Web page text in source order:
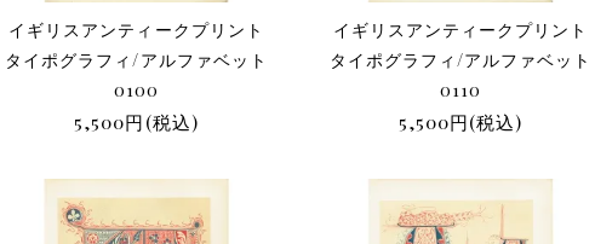
イギリスアンティークプリント
タイポグラフィ/アルファベット
0100
5,500円(税込)
イギリスアンティークプリント
タイポグラフィ/アルファベット
0110
5,500円(税込)